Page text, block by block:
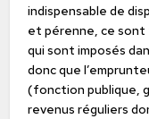
indispensable de
et pérenne, ce sont
qui sont imposés
donc que
(fonction publique,
revenus réguliers